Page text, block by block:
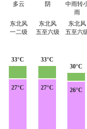
多云 阴
中雨转
雨
东北风
一二级
东北风
五至六级
东北风
五至六
33°C
27°C
33°C
27°C
30°C
26°C